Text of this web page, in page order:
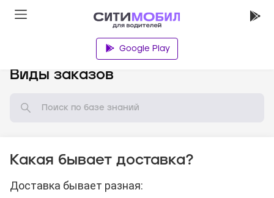
Google Play
Виды заказов
Какая бывает доставка?
Доставка бывает разная: